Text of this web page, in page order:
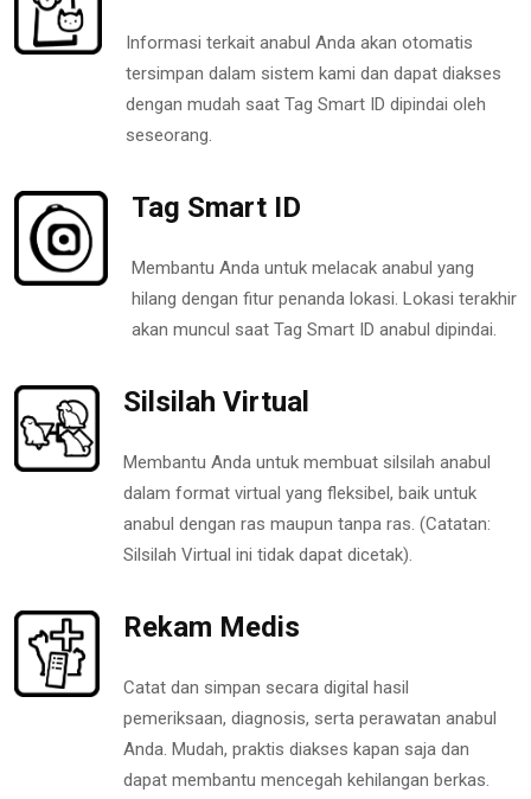
Informasi terkait anabul Anda akan otomatis
tersimpan dalam sistem kami dan dapat diakses
dengan mudah saat Tag Smart ID dipindai oleh
seseorang.
Tag Smart ID
Membantu Anda untuk melacak anabul yang
hilang dengan fitur penanda lokasi. Lokasi terakhir
akan muncul saat Tag Smart ID anabul dipindai.
Silsilah Virtual
Membantu Anda untuk membuat silsilah anabul
dalam format virtual yang fleksibel, baik untuk
anabul dengan ras maupun tanpa ras. (Catatan:
Silsilah Virtual ini tidak dapat dicetak).
Rekam Medis
Catat dan simpan secara digital hasil
pemeriksaan, diagnosis, serta perawatan anabul
Anda. Mudah, praktis diakses kapan saja dan
dapat membantu mencegah kehilangan berkas.